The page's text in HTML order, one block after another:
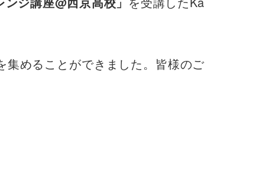
めることができました。皆様のご